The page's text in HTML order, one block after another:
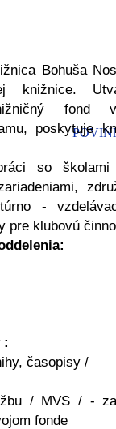
Bohuša
knižnice.
fond
poskytuje
so školami
-
pre klubovú
:
časopisy /
/ MVS / -
fonde